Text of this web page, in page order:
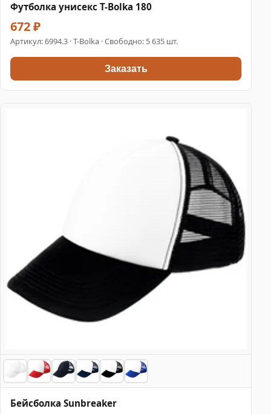
Футболка унисекс T-Bolka 180
672 ₽
Артикул:6994.3 · T-Bolka · Свободно: 5 635 шт.
Заказать
Бейсболка Sunbreaker